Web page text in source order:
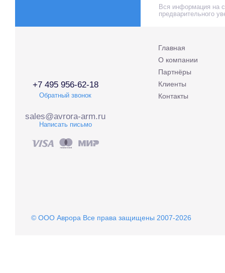
Вся информация на
предварительного
+7 495 956-62-18
Обратный звонок
sales@avrora-arm.ru
Написать письмо
Главная
О компании
Партнёры
Клиенты
Контакты
© OOO Аврора Все права защищены 2007-2026